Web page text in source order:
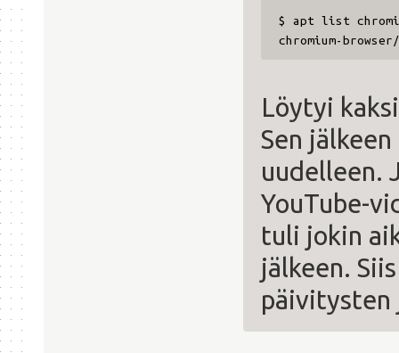
$ apt list
chromium-
Löytyi
Sen
uudelleen.
YouTube-
tuli jokin
jälkeen.
päivitysten